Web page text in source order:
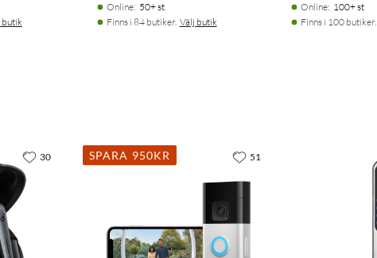
butik
Online: 50+ st
Finns i 84 butiker. Välj butik
Online: 100+ st
Finns i 100 butiker.
30 SPARA 950KR 51